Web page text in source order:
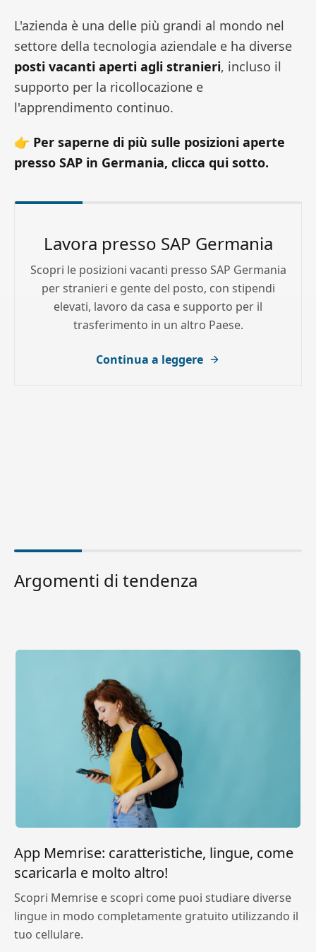
L'azienda è una delle più grandi al mondo nel
settore della tecnologia aziendale e ha diverse
posti vacanti aperti agli stranieri, incluso il
supporto per la ricollocazione e
l'apprendimento continuo.
👉 Per saperne di più sulle posizioni aperte
presso SAP in Germania, clicca qui sotto.
Lavora presso SAP Germania
Scopri le posizioni vacanti presso SAP Germania
per stranieri e gente del posto, con stipendi
elevati, lavoro da casa e supporto per il
trasferimento in un altro Paese.
Continua a leggere
Argomenti di tendenza
App Memrise: caratteristiche, lingue, come
scaricarla e molto altro!
Scopri Memrise e scopri come puoi studiare diverse
lingue in modo completamente gratuito utilizzando il
tuo cellulare.